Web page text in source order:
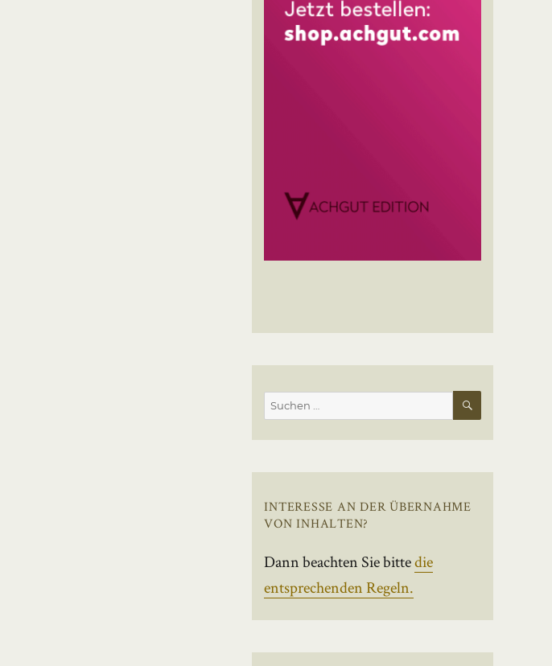
Suchen
SUCHEN
INTERESSE AN DER ÜBERNAHME
VON INHALTEN?
Dann beachten Sie bittedie
entsprechenden Regeln.